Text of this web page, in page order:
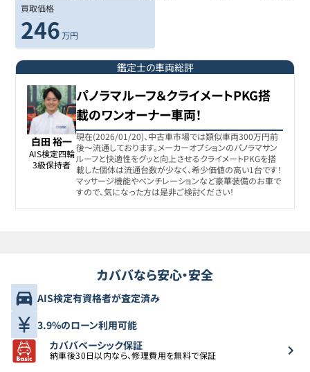
買取価格
246 万円
鑑定士の車両総評
白田 裕一
AIS検定四輪
3級保持者
パノラマルーフ＆クライメートPKG搭
載のワンオーナー車両！
現在(2026/01/20)、中古車市場では類似車両300万円前
後〜流通しております。メーカーオプションのパノラマサン
ルーフと快適性をグッと向上させるクライメートPKGを搭
載した個体は流通台数が少なく、希少価値の高い1台です！
マッサージ機能やベンチレーションなど豪華装備のお車で
すので、気になった方は是非ご検討ください！
カババなら安心・安全
AIS検定有資格者が査定済み
3.9%のローン利用可能
カババベーシック保証
納車後30日以内なら、修理費用を無料で保証